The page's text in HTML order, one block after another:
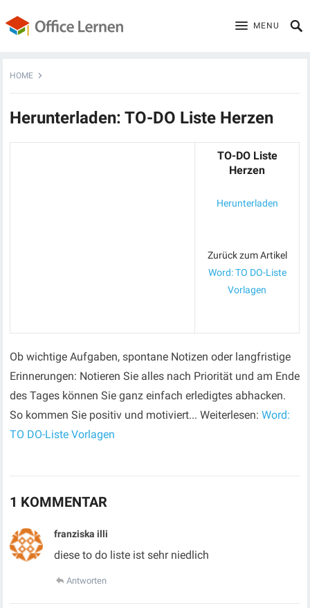
MENU
HOME
Herunterladen: TO-DO Liste Herzen
TO-DO Liste
Herzen
Herunterladen
Zurück zum Artikel
Word: TO DO-Liste
Vorlagen
Ob wichtige Aufgaben, spontane Notizen oder langfristige
Erinnerungen: Notieren Sie alles nach Priorität und am Ende
des Tages können Sie ganz einfach erledigtes abhacken.
So kommen Sie positiv und motiviert... Weiterlesen:Word:
TO DO-Liste Vorlagen
1 KOMMENTAR
franziska illi
diese to do liste ist sehr niedlich
Antworten